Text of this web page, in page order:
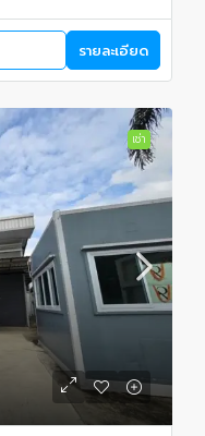
รายละเอียด
เช่า